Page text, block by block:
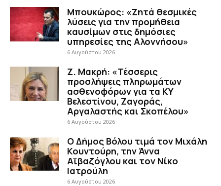
Μπουκώρος: «Ζητά θεσμικές
λύσεις για την προμήθεια
καυσίμων στις δημόσιες
υπηρεσίες της Αλοννήσου»
6 Αυγούστου 2026
Ζ. Μακρή: «Τέσσερις
προσλήψεις πληρωμάτων
ασθενοφόρων για τα ΚΥ
Βελεστίνου, Ζαγοράς,
Αργαλαστής και Σκοπέλου»
6 Αυγούστου 2026
Ο Δήμος Βόλου τιμά τον Μιχάλη
Κουντούρη, την Άννα
Αϊβαζόγλου και τον Νίκο
Ιατρούλη
6 Αυγούστου 2026